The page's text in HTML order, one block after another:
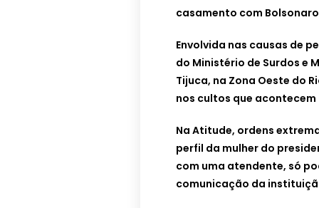
casamento com
Envolvida nas causas de
do Ministério de Surdos e
Tijuca, na Zona Oeste do
nos cultos que
Na Atitude, ordens
perfil da mulher do
com uma atendente, só
comunicação da